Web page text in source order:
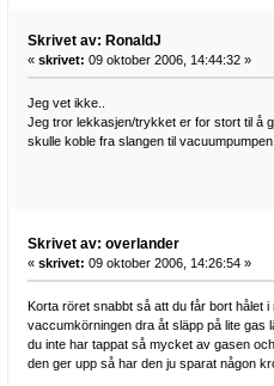
Skrivet av: RonaldJ
« skrivet: 09 oktober 2006, 14:44:32 »
Jeg vet ikke..
Jeg tror lekkasjen/trykket er for stort til å
skulle koble fra slangen til vacuumpumpen.
Skrivet av: overlander
« skrivet: 09 oktober 2006, 14:26:54 »
Korta röret snabbt så att du får bort hålet
vaccumkörningen dra åt släpp på lite
du inte har tappat så mycket av gasen
den ger upp så har den ju sparat någon